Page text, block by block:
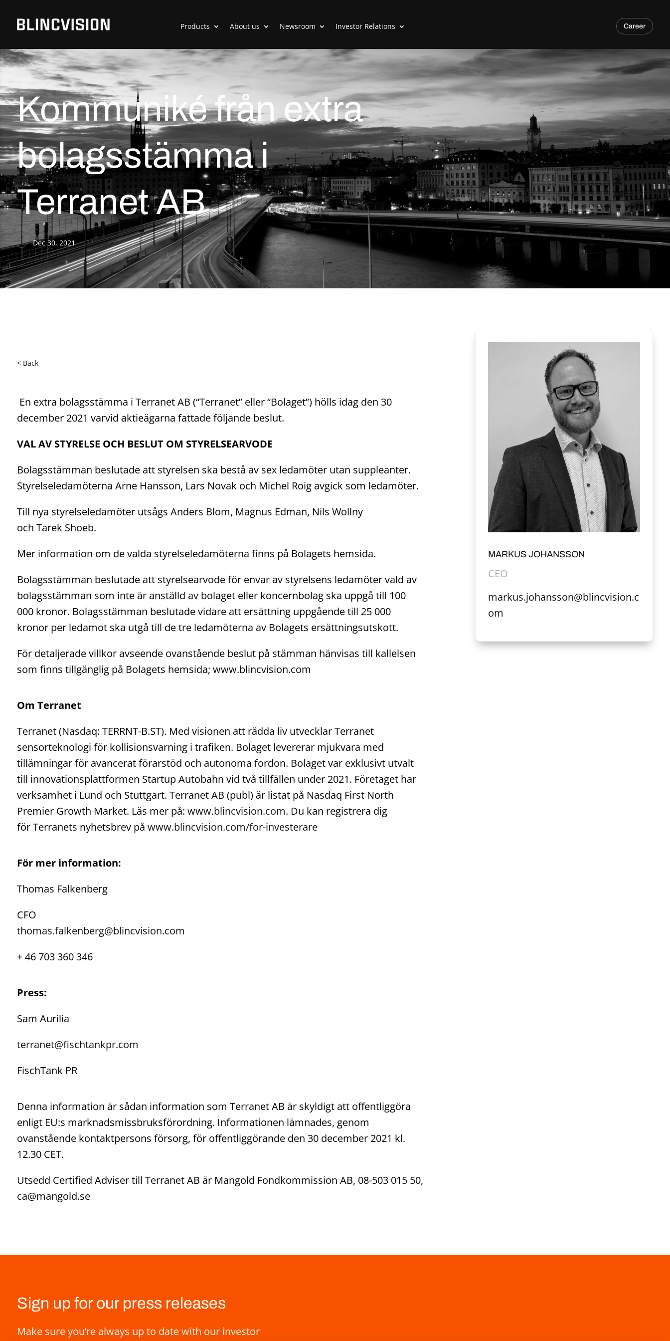
Products About us Newsroom Investor Relations Career
Kommuniké från extra
bolagsstämma i
Terranet AB
Dec 30, 2021
< Back
En extra bolagsstämma i Terranet AB (“Terranet” eller “Bolaget”) hölls idag den 30
december 2021 varvid aktieägarna fattade följande beslut.
VAL AV STYRELSE OCH BESLUT OM STYRELSEARVODE
Bolagsstämman beslutade att styrelsen ska bestå av sex ledamöter utan suppleanter.
Styrelseledamöterna Arne Hansson, Lars Novak och Michel Roig avgick som ledamöter.
Till nya styrelseledamöter utsågs Anders Blom, Magnus Edman, Nils Wollny
och Tarek Shoeb.
Mer information om de valda styrelseledamöterna finns på Bolagets hemsida.
Bolagsstämman beslutade att styrelsearvode för envar av styrelsens ledamöter vald av
bolagsstämman som inte är anställd av bolaget eller koncernbolag ska uppgå till 100
000 kronor. Bolagsstämman beslutade vidare att ersättning uppgående till 25 000
kronor per ledamot ska utgå till de tre ledamöterna av Bolagets ersättningsutskott.
För detaljerade villkor avseende ovanstående beslut på stämman hänvisas till kallelsen
som finns tillgänglig på Bolagets hemsida; www.blincvision.com
Om Terranet
Terranet (Nasdaq: TERRNT-B.ST). Med visionen att rädda liv utvecklar Terranet
sensorteknologi för kollisionsvarning i trafiken. Bolaget levererar mjukvara med
tillämningar för avancerat förarstöd och autonoma fordon. Bolaget var exklusivt utvalt
till innovationsplattformen Startup Autobahn vid två tillfällen under 2021. Företaget har
verksamhet i Lund och Stuttgart. Terranet AB (publ) är listat på Nasdaq First North
Premier Growth Market. Läs mer på: www.blincvision.com. Du kan registrera dig
för Terranets nyhetsbrev på www.blincvision.com/for-investerare
För mer information:
Thomas Falkenberg
CFO
thomas.falkenberg@blincvision.com
+ 46 703 360 346
Press:
Sam Aurilia
terranet@fischtankpr.com
FischTank PR
Denna information är sådan information som Terranet AB är skyldigt att offentliggöra
enligt EU:s marknadsmissbruksförordning. Informationen lämnades, genom
ovanstående kontaktpersons försorg, för offentliggörande den 30 december 2021 kl.
12.30 CET.
Utsedd Certified Adviser till Terranet AB är Mangold Fondkommission AB, 08-503 015 50,
ca@mangold.se
MARKUS JOHANSSON
CEO
markus.johansson@blincvision.c
om
Sign up for our press releases
Make sure you’re always up to date with our investor